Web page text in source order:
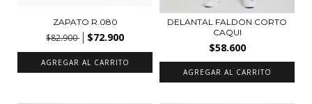
ZAPATO R.080
$82.900 $72.900
AGREGAR AL CARRITO
DELANTAL FALDON CORTO
CAQUI
$58.600